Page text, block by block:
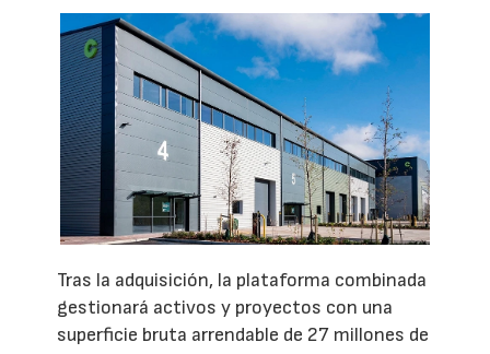
Tras la adquisición, la plataforma combinada
gestionará activos y proyectos con una
superficie bruta arrendable de 27 millones de